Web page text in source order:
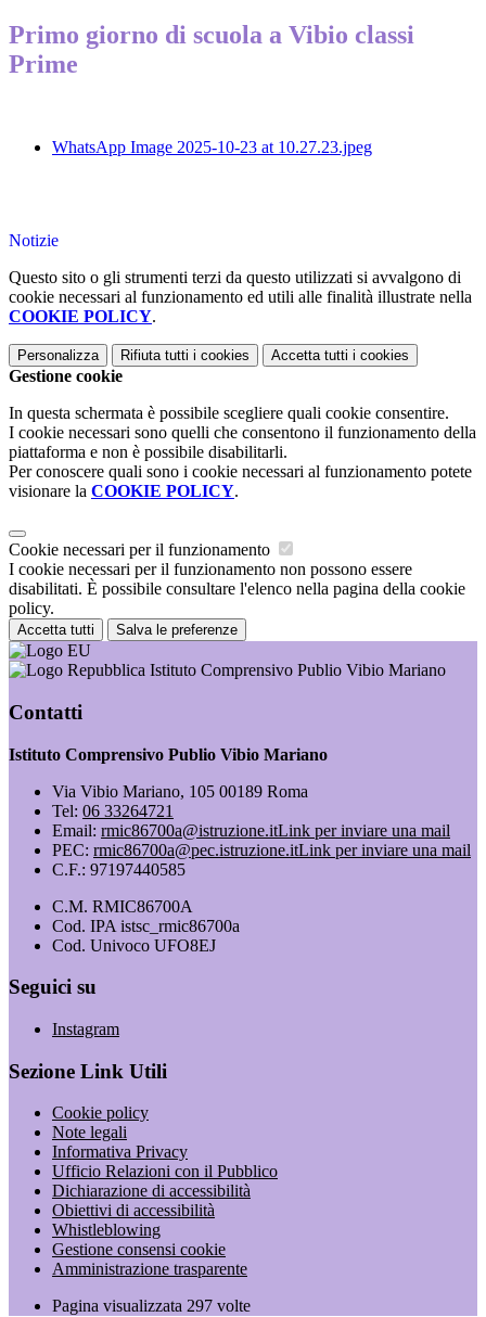
Primo giorno di scuola a Vibio classi
Prime
WhatsApp Image 2025-10-23 at 10.27.23.jpeg
Notizie
Questo sito o gli strumenti terzi da questo utilizzati si avvalgono di
cookie necessari al funzionamento ed utili alle finalità illustrate nella
COOKIE POLICY.
Personalizza Rifiuta tutti i cookies Accetta tutti i cookies
Gestione cookie
In questa schermata è possibile scegliere quali cookie consentire.
I cookie necessari sono quelli che consentono il funzionamento della
piattaforma e non è possibile disabilitarli.
Per conoscere quali sono i cookie necessari al funzionamento potete
visionare la COOKIE POLICY.
Cookie necessari per il funzionamento
I cookie necessari per il funzionamento non possono essere
disabilitati. È possibile consultare l'elenco nella pagina della cookie
policy.
Accetta tutti Salva le preferenze
Istituto Comprensivo Publio Vibio Mariano
Contatti
Istituto Comprensivo Publio Vibio Mariano
Via Vibio Mariano, 105 00189 Roma
Tel: 06 33264721
Email: rmic86700a@istruzione.itLink per inviare una mail
PEC: rmic86700a@pec.istruzione.itLink per inviare una mail
C.F.: 97197440585
C.M. RMIC86700A
Cod. IPA istsc_rmic86700a
Cod. Univoco UFO8EJ
Seguici su
Instagram
Sezione Link Utili
Cookie policy
Note legali
Informativa Privacy
Ufficio Relazioni con il Pubblico
Dichiarazione di accessibilità
Obiettivi di accessibilità
Whistleblowing
Gestione consensi cookie
Amministrazione trasparente
Pagina visualizzata 297 volte